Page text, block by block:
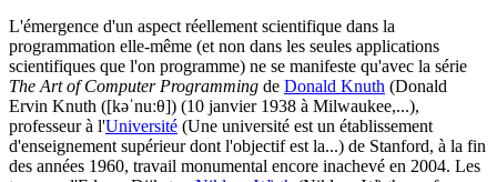
L'émergence d'un aspect réellement scientifique dans la
programmation elle-même (et non dans les seules applications
scientifiques que l'on programme) ne se manifeste qu'avec la série
The Art of Computer Programming de Donald Knuth (Donald
Ervin Knuth ([kəˈnuːθ]) (10 janvier 1938 à Milwaukee,...),
professeur à l'Université (Une université est un établissement
d'enseignement supérieur dont l'objectif est la...) de Stanford, à la fin
des années 1960, travail monumental encore inachevé en 2004. Les